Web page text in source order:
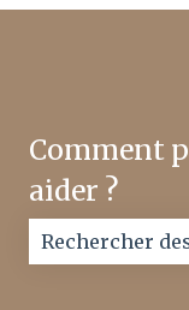
Comment
aider ?